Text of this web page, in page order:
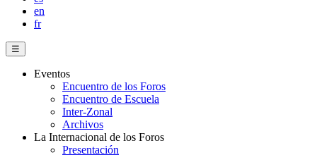
en
fr
☰
Eventos
Encuentro de los Foros
Encuentro de Escuela
Inter-Zonal
Archivos
La Internacional de los Foros
Presentación